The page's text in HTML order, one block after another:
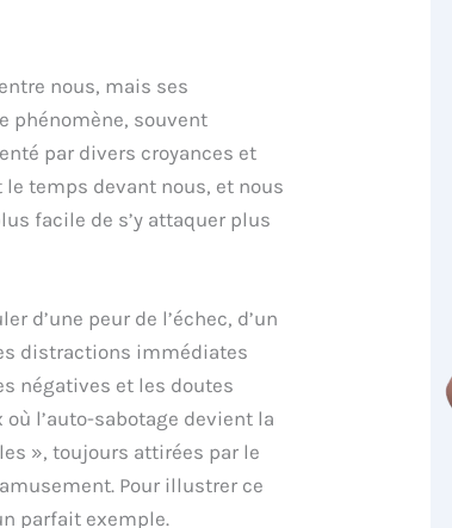
nous, mais ses
phénomène, souvent
par divers croyances et
temps devant nous, et nous
facile de s’y attaquer plus
d’une peur de l’échec, d’un
distractions immédiates
négatives et les doutes
l’auto-sabotage devient la
», toujours attirées par le
Pour illustrer ce
parfait exemple.